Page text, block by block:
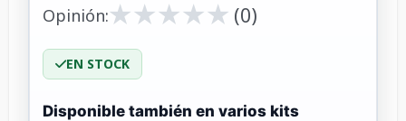
Opinión:★
★★
★★
★★
★★
★ (0)
EN STOCK
Disponible también en varios kits